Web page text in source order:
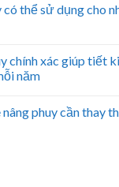
có thể sử dụng cho
chính xác giúp tiết
năm
nâng phuy cần thay